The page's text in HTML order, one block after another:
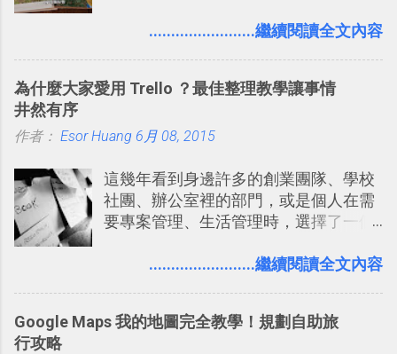
事可以從聊天中記錄重點。 3. 「 有彈性
的軟體則讓同事可以在任何地方和公司
台，可以參考： JANDI 高效率團隊通訊
戶 。 2017/3 新增 ： Sortd for Slack：
改造 Slack 討論串介面變成專案任務排
程看板
要製作家庭相框 用照片來當小禮物 把照
片？而且最好能不花時間、立即拿到、
（或是沒有好的印表機），又不想跑照
提供了印照片的服務 ，而且價格不貴，
可以立即拿到，操作流程也十分簡單。
之前我在電腦玩物分享過：「 不需買印
方便教學 」。這篇文章則從印照片出
........................繼續閱讀全文內容
為什麼大家愛用 Trello ？最佳整理教學讓事情
井然有序
作者： Esor Huang 6月 08, 2015
這幾年看到身邊許多的創業團隊、學校
社團、辦公室裡的部門，或是個人在需
要專案管理、生活管理時，選擇了一個
一個什麼樣的管理工具，讓這麼多人都
念」的管理教學文章： 把 Evernote 當
........................繼續閱讀全文內容
Google Maps 我的地圖完全教學！規劃自助旅
行攻略